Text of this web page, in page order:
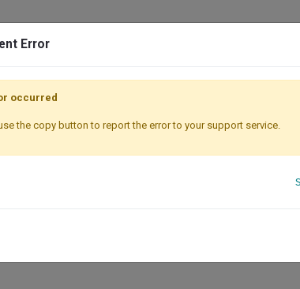
details
by name, VAT or enterprise ID. When a company is
Error
occurred
the copy button to report the error to your support service.